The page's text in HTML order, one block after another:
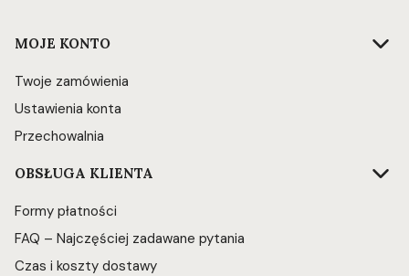
Linki w stopce
MOJE KONTO
Twoje zamówienia
Ustawienia konta
Przechowalnia
OBSŁUGA KLIENTA
Formy płatności
FAQ – Najczęściej zadawane pytania
Czas i koszty dostawy